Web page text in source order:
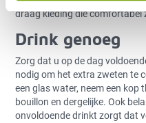
draag kleding die comfortabel
Drink genoeg
Zorg dat u op de dag
nodig om het extra zweten te
een glas water, neem een kop
bouillon en dergelijke. Ook
onvoldoende drinkt zorgt dat